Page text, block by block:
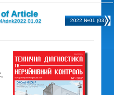
of Article
tdnk2022.01.02 2022 №01 (03)